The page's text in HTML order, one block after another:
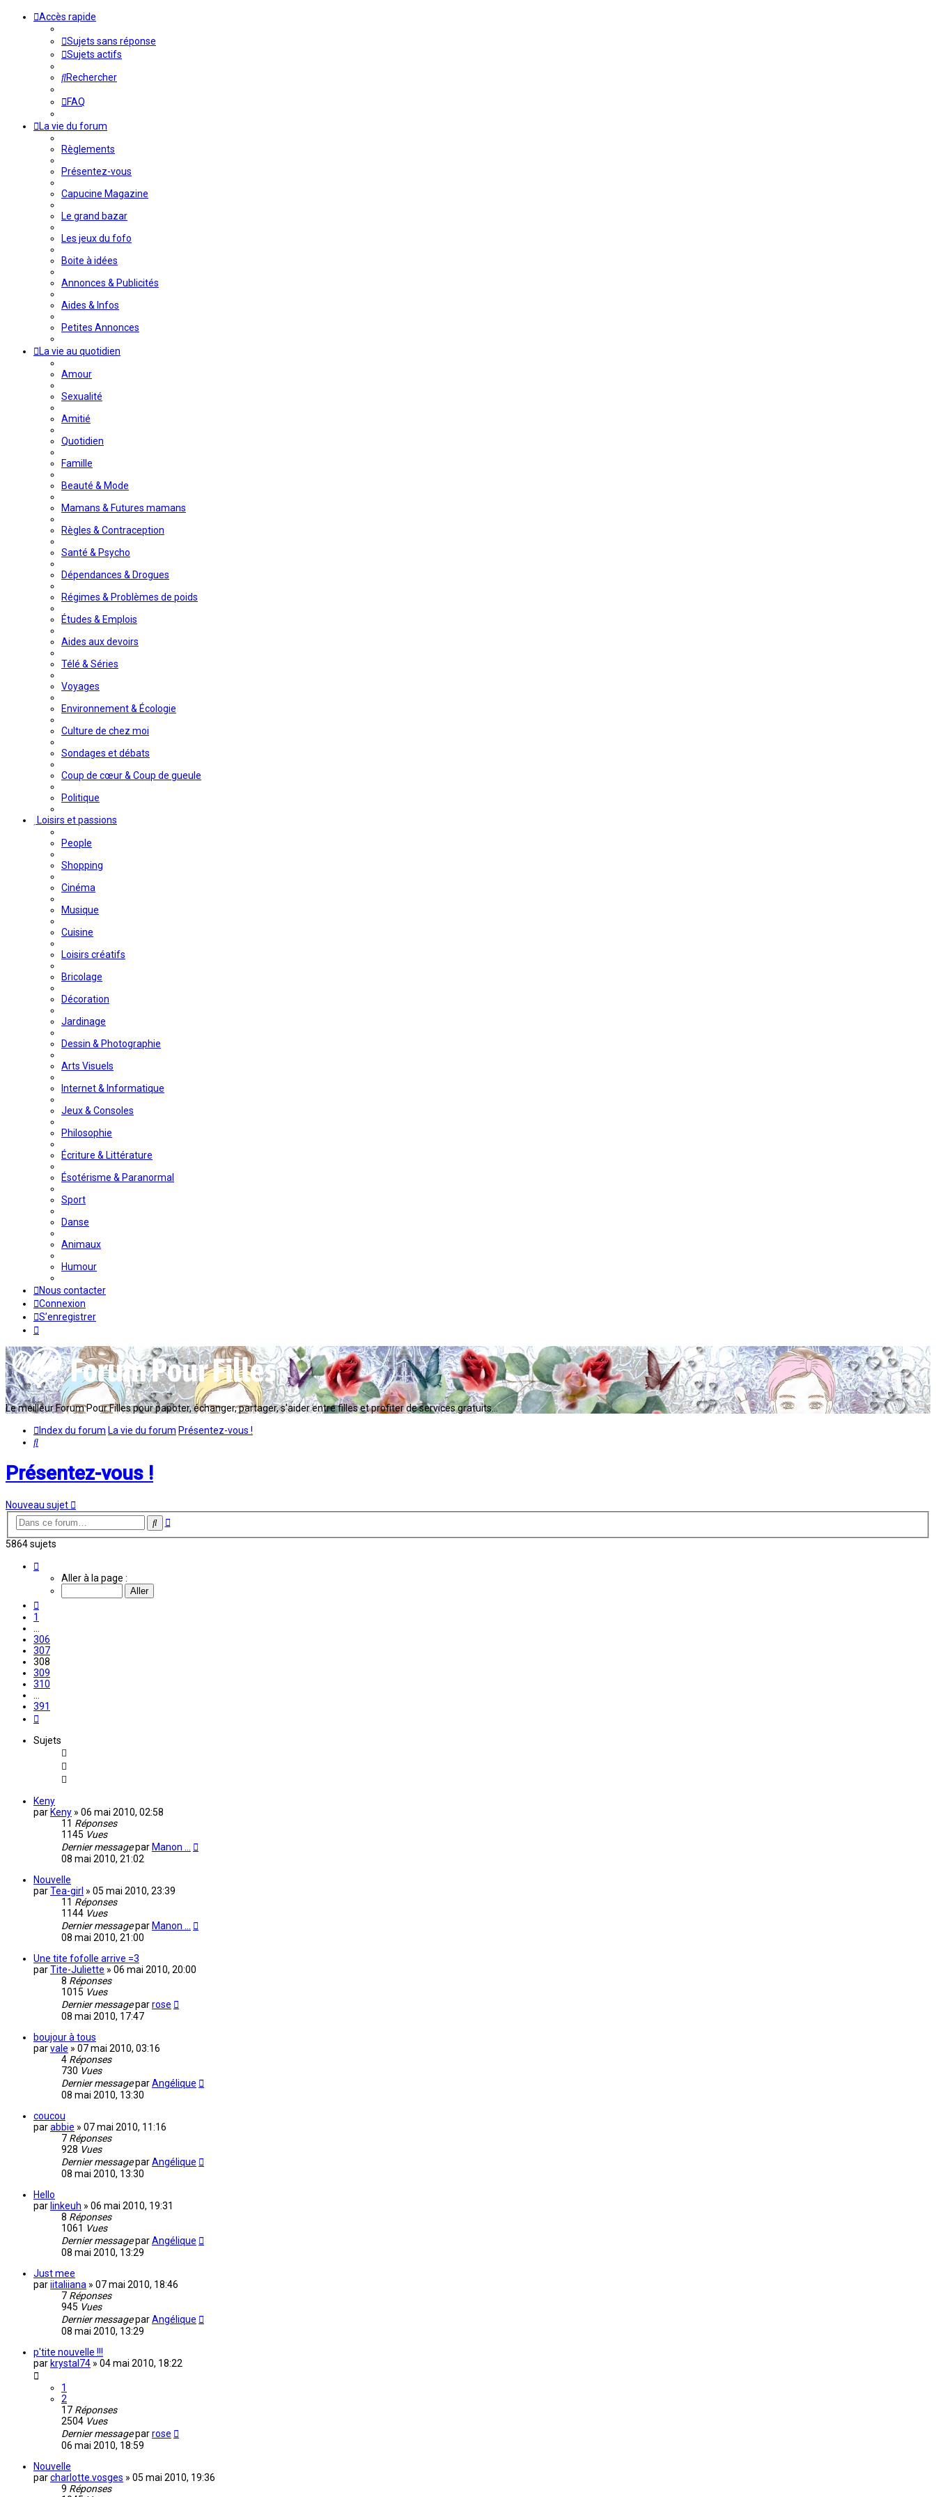
Accès rapide
Sujets sans réponse
Sujets actifs
Rechercher
FAQ
La vie du forum
Règlements
Présentez-vous
Capucine Magazine
Le grand bazar
Les jeux du fofo
Boite à idées
Annonces & Publicités
Aides & Infos
Petites Annonces
La vie au quotidien
Amour
Sexualité
Amitié
Quotidien
Famille
Beauté & Mode
Mamans & Futures mamans
Règles & Contraception
Santé & Psycho
Dépendances & Drogues
Régimes & Problèmes de poids
Études & Emplois
Aides aux devoirs
Télé & Séries
Voyages
Environnement & Écologie
Culture de chez moi
Sondages et débats
Coup de cœur & Coup de gueule
Politique
Loisirs et passions
People
Shopping
Cinéma
Musique
Cuisine
Loisirs créatifs
Bricolage
Décoration
Jardinage
Dessin & Photographie
Arts Visuels
Internet & Informatique
Jeux & Consoles
Philosophie
Écriture & Littérature
Ésotérisme & Paranormal
Sport
Danse
Animaux
Humour
Nous contacter
Connexion
S’enregistrer
Le meilleur Forum Pour Filles pour papoter, échanger, partager, s'aider entre filles et profiter de services gratuits...
Index du forum La vie du forum Présentez-vous !
Rechercher
Présentez-vous !
Nouveau sujet
Rechercher
Recherche
5864 sujets
308
Aller à la page :
1
306
307
308
309
310
391
Sujets
Keny
par Keny » 06 mai 2010, 02:58
11 Réponses
1145 Vues
Dernier messagepar Manon ...
08 mai 2010, 21:02
Nouvelle
parTea-girl » 05 mai 2010, 23:39
11 Réponses
1144 Vues
Dernier messagepar Manon ...
08 mai 2010, 21:00
Une tite fofolle arrive =3
parTite-Juliette » 06 mai 2010, 20:00
8 Réponses
1015 Vues
Dernier messageparrose
08 mai 2010, 17:47
boujour à tous
parvale » 07 mai 2010, 03:16
4 Réponses
730 Vues
Dernier messageparAngélique
08 mai 2010, 13:30
coucou
parabbie » 07 mai 2010, 11:16
7 Réponses
928 Vues
Dernier messageparAngélique
08 mai 2010, 13:30
Hello
par linkeuh » 06 mai 2010, 19:31
8 Réponses
1061 Vues
Dernier messageparAngélique
08 mai 2010, 13:29
Just mee
pariitaliiana » 07 mai 2010, 18:46
7 Réponses
945 Vues
Dernier messageparAngélique
08 mai 2010, 13:29
p'tite nouvelle !!!
par krystal74 » 04 mai 2010, 18:22
1
2
17 Réponses
2504 Vues
Dernier messageparrose
06 mai 2010, 18:59
Nouvelle
parcharlotte.vosges » 05 mai 2010, 19:36
9 Réponses